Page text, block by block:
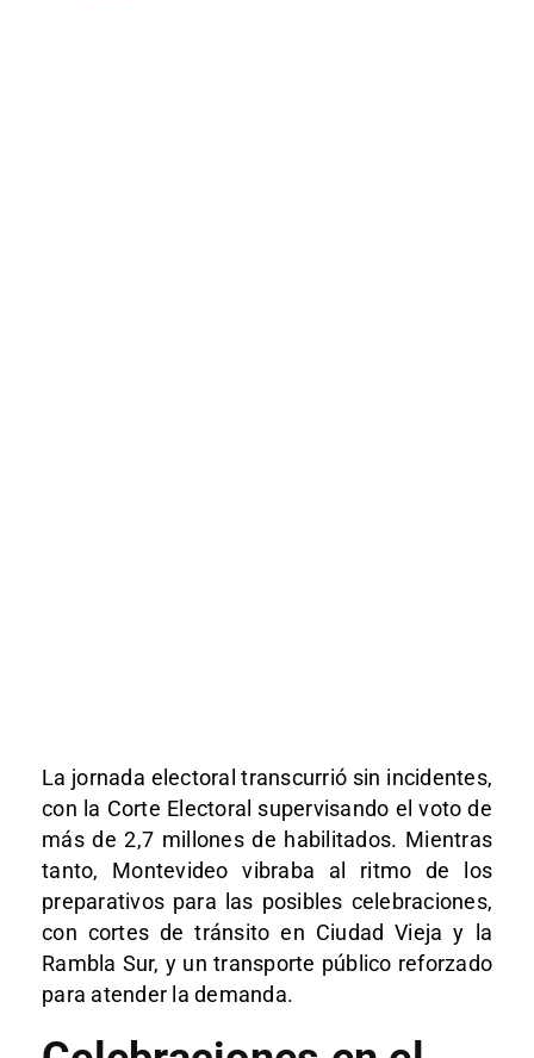
La jornada electoral transcurrió sin incidentes,
con la Corte Electoral supervisando el voto de
más de 2,7 millones de habilitados. Mientras
tanto, Montevideo vibraba al ritmo de los
preparativos para las posibles celebraciones,
con cortes de tránsito en Ciudad Vieja y la
Rambla Sur, y un transporte público reforzado
para atender la demanda.